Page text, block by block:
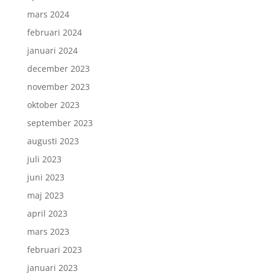
mars 2024
februari 2024
januari 2024
december 2023
november 2023
oktober 2023
september 2023
augusti 2023
juli 2023
juni 2023
maj 2023
april 2023
mars 2023
februari 2023
januari 2023